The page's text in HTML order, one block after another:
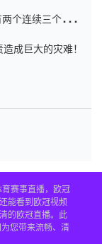
个连续三个连续
成巨大的灾难！
赛事直播，欧冠
能看到欧冠视频
的欧冠直播。此
您带来流畅、清